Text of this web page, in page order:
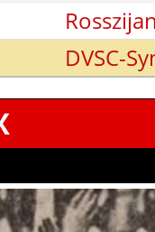
DVSC-